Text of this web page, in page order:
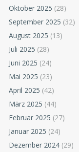
Oktober 2025 (28)
September 2025 (32)
August 2025 (13)
Juli 2025 (28)
Juni 2025 (24)
Mai 2025 (23)
April 2025 (42)
März 2025 (44)
Februar 2025 (27)
Januar 2025 (24)
Dezember 2024 (29)